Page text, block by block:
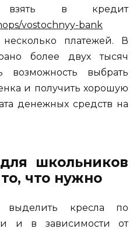
взять в кредит
vostochnyy-bank
платежей. В
более двух тысяч
возможность выбрать
и получить хорошую
денежных средств на
школьников
что нужно
кресла по
и в зависимости от